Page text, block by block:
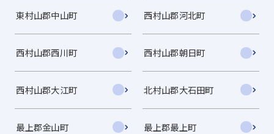
東村山郡中山町 西村山郡河北町
西村山郡西川町 西村山郡朝日町
西村山郡大江町 北村山郡大石田町
最上郡金山町 最上郡最上町